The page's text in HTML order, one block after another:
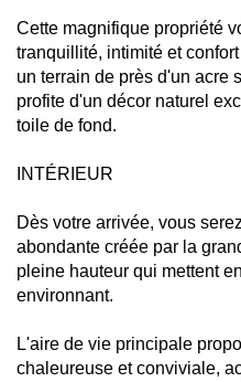
Cette magnifique propriété
tranquillité, intimité et
un terrain de près d'un acre
profite d'un décor naturel
toile de fond.
INTÉRIEUR
Dès votre arrivée, vous
abondante créée par la
pleine hauteur qui mettent
environnant.
L'aire de vie principale
chaleureuse et conviviale,